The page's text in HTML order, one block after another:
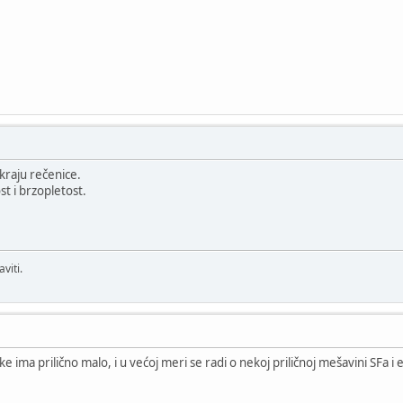
rečenice.
i brzopletost.
ima prilično malo, i u većoj meri se radi o nekoj priličnoj mešavini SFa